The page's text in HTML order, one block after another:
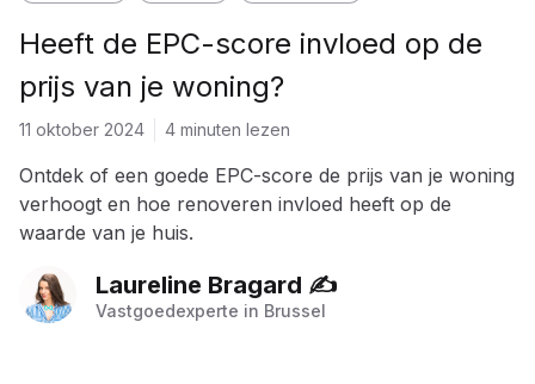
Heeft de EPC-score invloed op de
prijs van je woning?
11 oktober 2024 4 minuten lezen
Ontdek of een goede EPC-score de prijs van je woning
verhoogt en hoe renoveren invloed heeft op de
waarde van je huis.
Laureline Bragard ✍️
Vastgoedexperte in Brussel